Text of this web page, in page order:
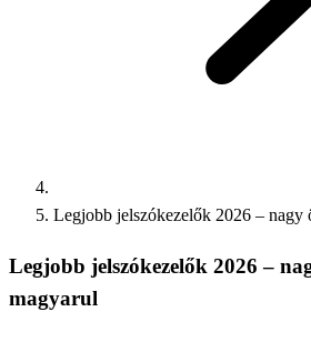
Legjobb jelszókezelők 2026 – nagy
Legjobb jelszókezelők 2026 –
magyarul